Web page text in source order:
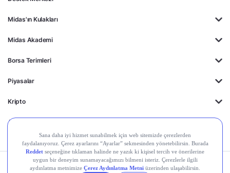
Midas'ın Kulakları
Midas Akademi
Borsa Terimleri
Piyasalar
Kripto
Ayrıcalıklar
Kişisel Verilerin Gizlilik Yasal Çerez